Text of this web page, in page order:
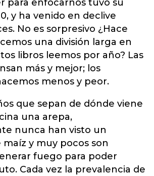
para enfocarnos tuvo su
y ha venido en declive
No es sorpresivo ¿Hace
una división larga en
libros leemos por año? Las
más y mejor; los
menos y peor.
que sepan de dónde viene
una arepa,
nunca han visto un
y muy pocos son
fuego para poder
Cada vez la prevalencia de